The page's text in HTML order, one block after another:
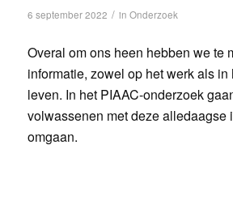
6 september 2022 / in Onderzoek
Overal om ons heen hebben we te
informatie, zowel op het werk als in
leven. In het PIAAC-onderzoek
volwassenen met deze alledaagse
omgaan.